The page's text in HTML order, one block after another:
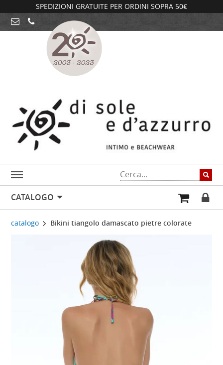
SPEDIZIONI GRATUITE PER ORDINI SOPRA 50€
CATALOGO
catalogo Bikini tiangolo damascato pietre colorate